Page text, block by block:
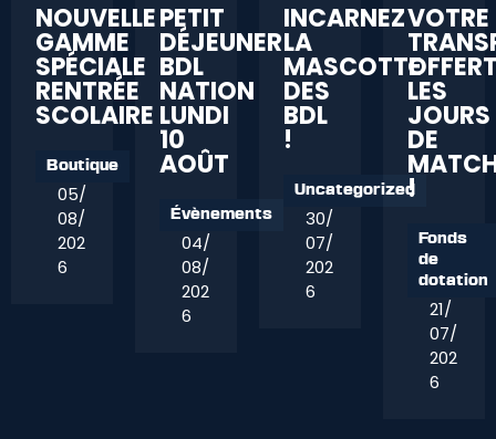
NOUVELLE
GAMME
SPÉCIALE
RENTRÉE
SCOLAIRE
Boutique
05/
08/
202
6
PETIT
DÉJEUNER
BDL
NATION
LUNDI
10
AOÛT
Évènements
04/
08/
202
6
INCARNEZ
LA
MASCOTTE
DES
BDL
!
Uncategorized
30/
07/
202
6
VOTRE
LES
JOURS
DE
!
Fonds
de
dotation
21/
07/
202
6